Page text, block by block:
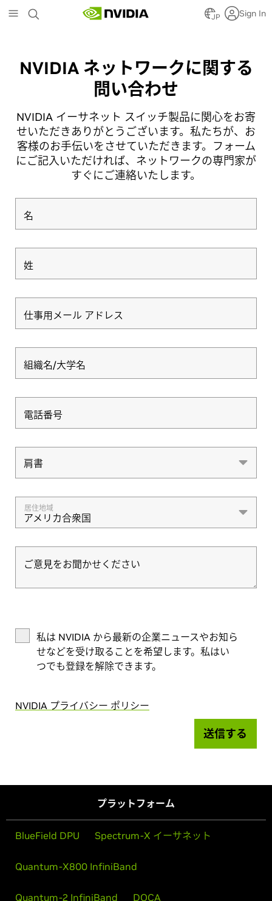
to
JP Sign In
NVIDIA ネットワークに関する
問い合わせ
NVIDIA イーサネット スイッチ製品に関心をお寄
せいただきありがとうございます。私たちが、お
客様のお手伝いをさせていただきます。フォーム
にご記入いただければ、ネットワークの専門家が
すぐにご連絡いたします。
名
姓
仕事用メール アドレス
組織名/大学名
電話番号
肩書
肩書
居住地域
アメリカ合衆国
ご意見をお聞かせください
私は NVIDIA から最新の企業ニュースやお知ら
せなどを受け取ることを希望します。私はい
つでも登録を解除できます。
NVIDIA プライバシー ポリシー
送信する
プラットフォーム
BlueField DPU Spectrum-X イーサネット
Quantum-X800 InfiniBand
Quantum-2 InfiniBand DOCA